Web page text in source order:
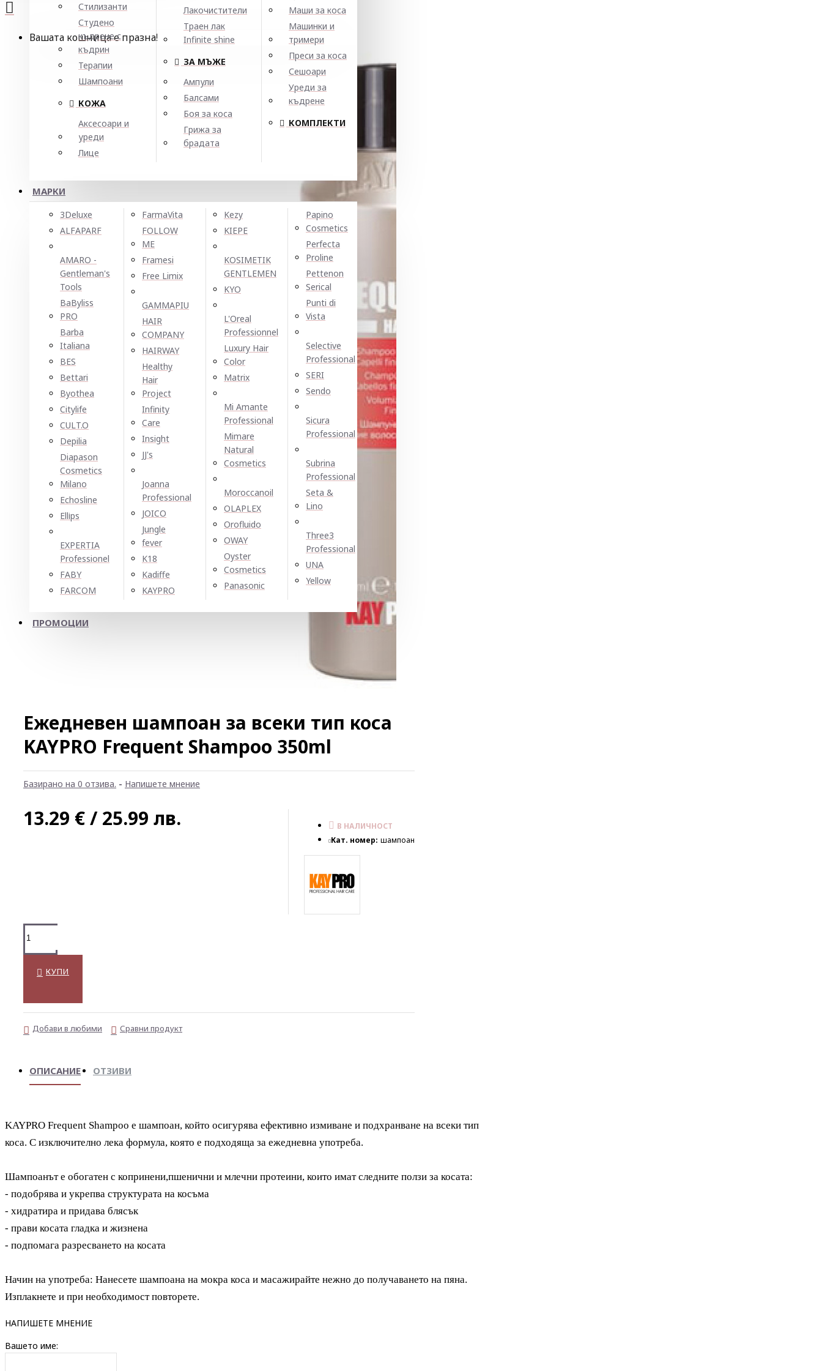
Стилизанти
Студено
къдрене с
къдрин
Терапии
Шампоани
КОЖА
Аксесоари и
уреди
Лице
Лакочистители
Траен лак
Infinite shine
ЗА МЪЖЕ
Ампули
Балсами
Боя за коса
Грижа за
брадата
Маши за коса
Машинки и
тримери
Преси за коса
Сешоари
Уреди за
къдрене
КОМПЛЕКТИ
МАРКИ
3Deluxe
ALFAPARF
AMARO -
Gentleman's
Tools
BaByliss
PRO
Barba
Italiana
BES
Bettari
Byothea
Citylife
CULT.O
Depilia
Diapason
Cosmetics
Milano
Echosline
Ellірѕ
EXPERTIA
Professionel
FABY
FARCOM
FarmaVita
FOLLOW
ME
Framesi
Free Limix
GAMMAPIU
HAIR
COMPANY
HAIRWAY
Healthy
Hair
Project
Infinity
Care
Insight
JJ's
Joanna
Professional
JOICO
Jungle
fever
K18
Kadiffe
KAYPRO
Kezy
KIEPE
KOSIMETIK
GENTLEMEN
KYO
L'Oreal
Professionnel
Luxury Hair
Color
Matrix
Mi Amante
Professional
Mimare
Natural
Cosmetics
Moroccanoil
OLAPLEX
Orofluido
OWAY
Oyster
Cosmetics
Panasonic
Papino
Cosmetics
Perfecta
Proline
Pettenon
Serical
Punti di
Vista
Selective
Professional
SERI
Sendo
Sicura
Professional
Subrina
Professional
Seta &
Lino
Three3
Professional
UNA
Yellow
ПРОМОЦИИ
Вашата кошница е празна!
Ежедневен шампоан за всеки тип коса
KAYPRO Frequent Shampoo 350ml
Базирано на 0 отзива. - Напишете мнение
13.29 € / 25.99 лв.
В НАЛИЧНОСТ
Кат. номер: шампоан
КУПИ
Добави в любими Сравни продукт
ОПИСАНИЕ ОТЗИВИ
KAYPRO Frequent Shampoo е шампоан, който осигурява ефективно измиване и подхранване на всеки тип
коса. С изключително лека формула, която е подходяща за ежедневна употреба.
Шампоанът е обогатен с копринени,пшенични и млечни протеини, които имат следните ползи за косата:
- подобрява и укрепва структурата на косъма
- хидратира и придава блясък
- прави косата гладка и жизнена
- подпомага разресването на косата
Начин на употреба: Нанесете шампоана на мокра коса и масажирайте нежно до получаването на пяна.
Изплакнете и при необходимост повторете.
НАПИШЕТЕ МНЕНИЕ
Вашето име: